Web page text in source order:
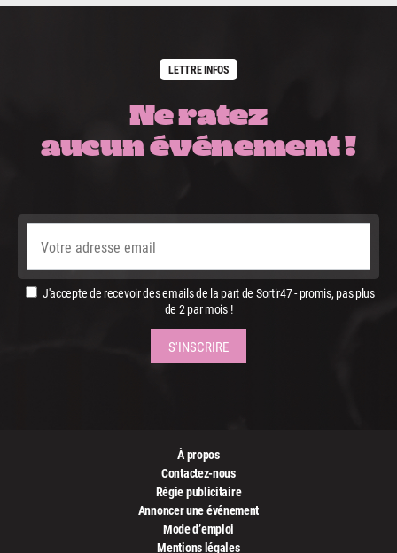
LETTRE INFOS
Ne ratez
aucun événement !
J'accepte de recevoir des emails de la part de Sortir47 - promis, pas plus
de 2 par mois !
À propos
Contactez-nous
Régie publicitaire
Annoncer une événement
Mode d’emploi
Mentions légales